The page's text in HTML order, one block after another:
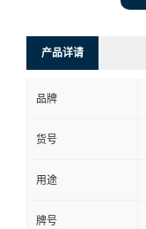
产品详请
品牌
货号
用途
牌号